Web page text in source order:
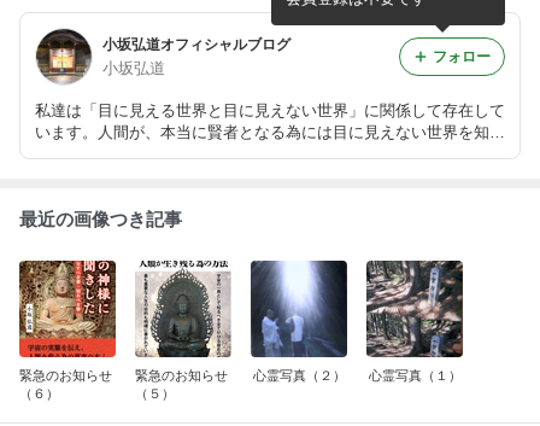
小坂弘道オフィシャルブログ
小坂弘道
私達は「目に見える世界と目に見えない世界」に関係して存在して
います。人間が、本当に賢者となる為には目に見えない世界を知る
必要があります。このブログでは、私が知った（信頼できる）目に
フォロー
最近の画像つき記事
緊急のお知らせ
（６）
緊急のお知らせ
（５）
心霊写真（２） 心霊写真（１）